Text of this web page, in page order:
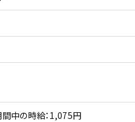
中の時給：1,075円